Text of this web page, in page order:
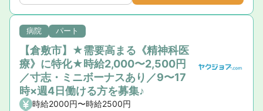
病院 パート
【倉敷市】★需要高まる《精神科医
療》に特化★時給2,000〜2,500円
／寸志・ミニボーナスあり／9〜17
時×週4日働ける方を募集♪
時給2000円〜時給2500円